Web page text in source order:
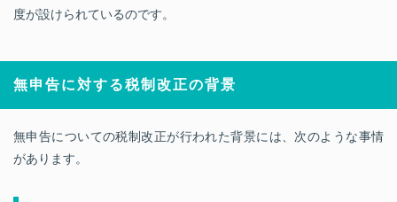
度が設けられているのです。
無申告に対する税制改正の背景
無申告についての税制改正が行われた背景には、次のような事情
があります。